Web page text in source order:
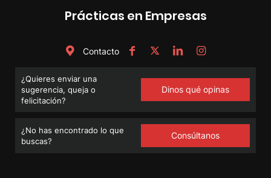
Prácticas en Empresas
Contacto
¿Quieres enviar una
sugerencia, queja o
felicitación?
Dinos qué opinas
¿No has encontrado lo que
buscas?
Consúltanos